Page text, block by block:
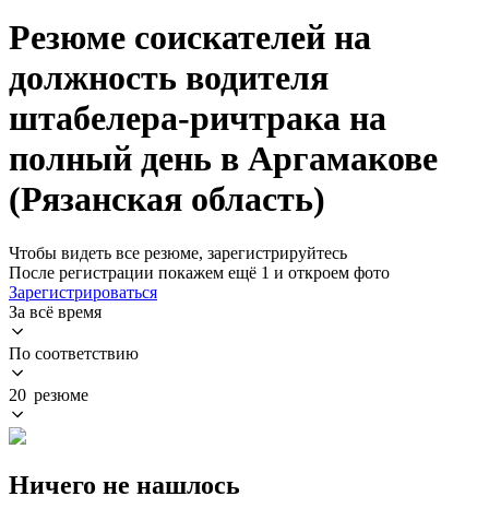
Резюме соискателей на
должность водителя
штабелера-ричтрака на
полный день в Аргамакове
(Рязанская область)
Чтобы видеть все резюме, зарегистрируйтесь
После регистрации покажем ещё 1 и откроем фото
Зарегистрироваться
За всё время
По соответствию
20 резюме
Ничего не нашлось